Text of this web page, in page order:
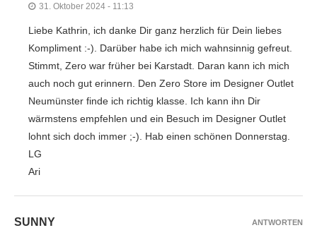
31. Oktober 2024 - 11:13
Liebe Kathrin, ich danke Dir ganz herzlich für Dein liebes
Kompliment :-). Darüber habe ich mich wahnsinnig gefreut.
Stimmt, Zero war früher bei Karstadt. Daran kann ich mich
auch noch gut erinnern. Den Zero Store im Designer Outlet
Neumünster finde ich richtig klasse. Ich kann ihn Dir
wärmstens empfehlen und ein Besuch im Designer Outlet
lohnt sich doch immer ;-). Hab einen schönen Donnerstag.
LG
Ari
SUNNY ANTWORTEN